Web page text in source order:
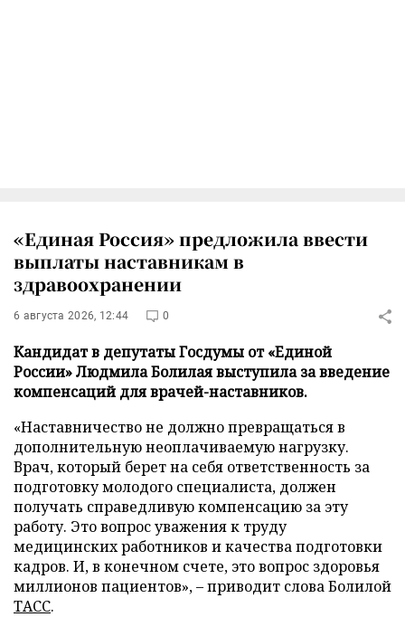
«Единая Россия» предложила ввести
выплаты наставникам в
здравоохранении
6 августа 2026, 12:44 0
Кандидат в депутаты Госдумы от «Единой
России» Людмила Болилая выступила за введение
компенсаций для врачей-наставников.
«Наставничество не должно превращаться в
дополнительную неоплачиваемую нагрузку.
Врач, который берет на себя ответственность за
подготовку молодого специалиста, должен
получать справедливую компенсацию за эту
работу. Это вопрос уважения к труду
медицинских работников и качества подготовки
кадров. И, в конечном счете, это вопрос здоровья
миллионов пациентов», – приводит слова Болилой
ТАСС.